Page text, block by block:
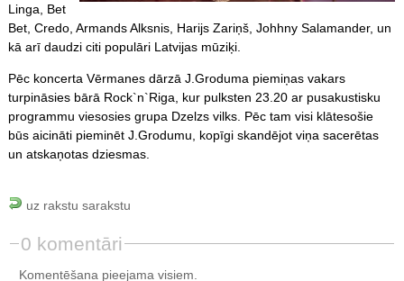
Linga, Bet
Bet, Credo, Armands Alksnis, Harijs Zariņš, Johhny Salamander, un
kā arī daudzi citi populāri Latvijas mūziķi.
Pēc koncerta Vērmanes dārzā J.Groduma piemiņas vakars
turpināsies bārā Rock`n`Riga, kur pulksten 23.20 ar pusakustisku
programmu viesosies grupa Dzelzs vilks. Pēc tam visi klātesošie
būs aicināti pieminēt J.Grodumu, kopīgi skandējot viņa sacerētas
un atskaņotas dziesmas.
uz rakstu sarakstu
0 komentāri
Komentēšana pieejama visiem.